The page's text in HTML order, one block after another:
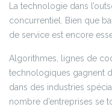
La technologie dans
concurrentiel. Bien que
de service est encore
Algorithmes, lignes de
technologiques gagnent
dans des industries
nombre d’entreprises se